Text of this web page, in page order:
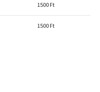
1500 Ft
1500 Ft